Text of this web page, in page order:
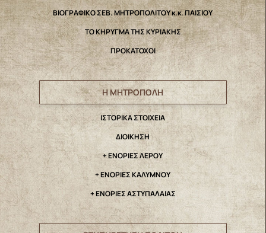
ΒΙΟΓΡΑΦΙΚΟ ΣΕΒ. ΜΗΤΡΟΠΟΛΙΤΟΥ κ.κ. ΠΑΙΣΙΟΥ
ΤΟ ΚΗΡΥΓΜΑ ΤΗΣ ΚΥΡΙΑΚΗΣ
ΠΡΟΚΑΤΟΧΟΙ
Η ΜΗΤΡΟΠΟΛΗ
IΣΤΟΡΙΚΑ ΣΤΟΙΧΕΙΑ
ΔΙΟΙΚΗΣΗ
+ ΕΝΟΡΙΕΣ ΛΕΡΟΥ
+ ΕΝΟΡΙΕΣ ΚΑΛΥΜΝΟΥ
+ ΕΝΟΡΙΕΣ ΑΣΤΥΠΑΛΑΙΑΣ